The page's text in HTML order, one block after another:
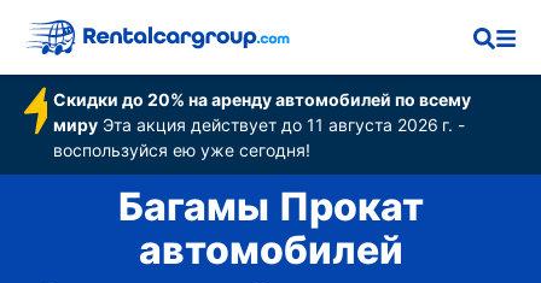
Скидки до 20% на аренду автомобилей по всему
мируЭта акция действует до 11 августа 2026 г. -
воспользуйся ею уже сегодня!
Багамы Прокат
автомобилей